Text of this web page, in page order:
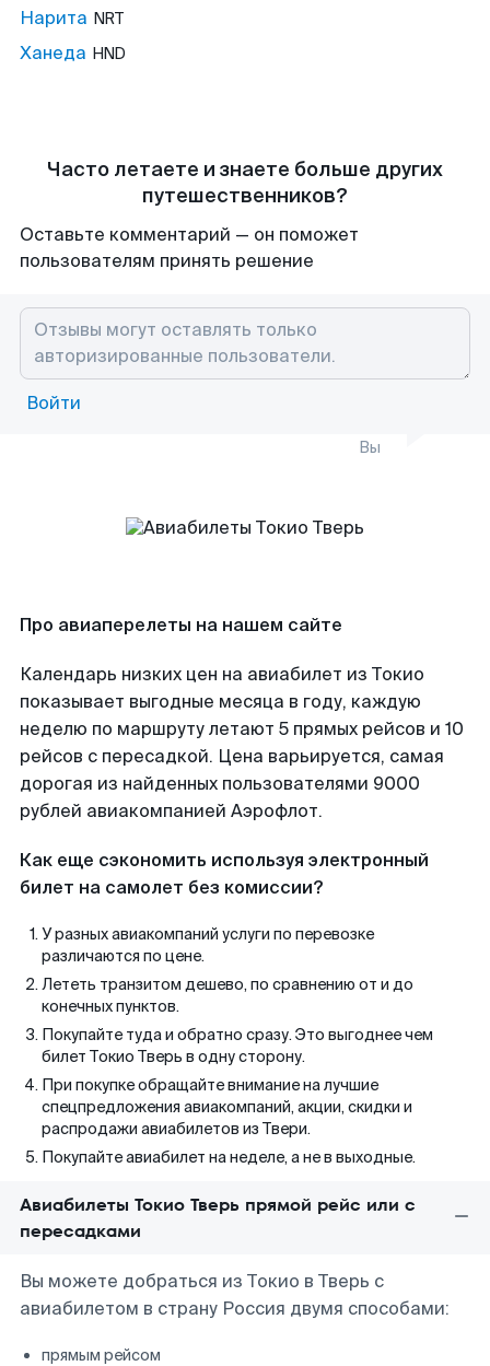
Нарита NRT
Ханеда HND
Часто летаете и знаете больше других
путешественников?
Оставьте комментарий — он поможет
пользователям принять решение
Войти
Вы
Про авиаперелеты на нашем сайте
Календарь низких цен на авиабилет из Токио
показывает выгодные месяца в году, каждую
неделю по маршруту летают 5 прямых рейсов и 10
рейсов с пересадкой. Цена варьируется, самая
дорогая из найденных пользователями 9000
рублей авиакомпанией Аэрофлот.
Как еще сэкономить используя электронный
билет на самолет без комиссии?
У разных авиакомпаний услуги по перевозке
различаются по цене.
Лететь транзитом дешево, по сравнению от и до
конечных пунктов.
Покупайте туда и обратно сразу. Это выгоднее чем
билет Токио Тверь в одну сторону.
При покупке обращайте внимание на лучшие
спецпредложения авиакомпаний, акции, скидки и
распродажи авиабилетов из Твери.
Покупайте авиабилет на неделе, а не в выходные.
Авиабилеты Токио Тверь прямой рейс или с
пересадками
Вы можете добраться из Токио в Тверь с
авиабилетом в страну Россия двумя способами:
прямым рейсом